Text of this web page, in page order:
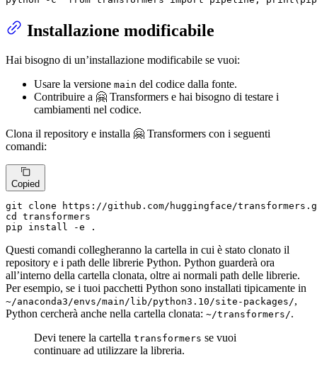
Installazione modificabile
Hai bisogno di un’installazione modificabile se vuoi:
Usare la versione main del codice dalla fonte.
Contribuire a 🤗 Transformers e hai bisogno di testare i
cambiamenti nel codice.
Clona il repository e installa 🤗 Transformers con i seguenti
comandi:
Copied
git clone
cd
transformers
pip install -e .
Questi comandi collegheranno la cartella in cui è stato clonato il
repository e i path delle librerie Python. Python guarderà ora
all’interno della cartella clonata, oltre ai normali path delle librerie.
Per esempio, se i tuoi pacchetti Python sono installati tipicamente in
~/anaconda3/envs/main/lib/python3.10/site-packages/,
Python cercherà anche nella cartella clonata: ~/transformers/.
Devi tenere la cartella transformers se vuoi
continuare ad utilizzare la libreria.